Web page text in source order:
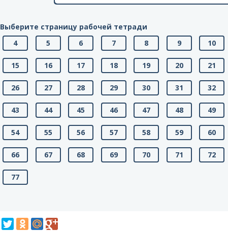
Выберите страницу рабочей тетради
4
5 6 7 8 9 10
15 16 17 18 19 20 21
26 27 28 29 30 31 32
43 44 45 46 47 48 49
54 55 56 57 58 59 60
66 67 68 69 70 71 72
77